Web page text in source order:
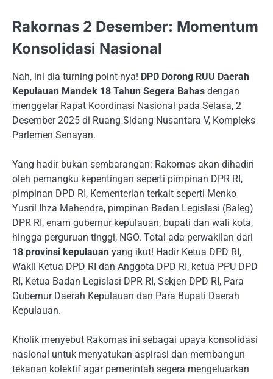
Rakornas 2 Desember: Momentum
Konsolidasi Nasional
Nah, ini dia turning point-nya! DPD Dorong RUU Daerah
Kepulauan Mandek 18 Tahun Segera Bahas dengan
menggelar Rapat Koordinasi Nasional pada Selasa, 2
Desember 2025 di Ruang Sidang Nusantara V, Kompleks
Parlemen Senayan.
Yang hadir bukan sembarangan: Rakornas akan dihadiri
oleh pemangku kepentingan seperti pimpinan DPR RI,
pimpinan DPD RI, Kementerian terkait seperti Menko
Yusril Ihza Mahendra, pimpinan Badan Legislasi (Baleg)
DPR RI, enam gubernur kepulauan, bupati dan wali kota,
hingga perguruan tinggi, NGO. Total ada perwakilan dari
18 provinsi kepulauan yang ikut! Hadir Ketua DPD RI,
Wakil Ketua DPD RI dan Anggota DPD RI, ketua PPU DPD
RI, Ketua Badan Legislasi DPR RI, Sekjen DPD RI, Para
Gubernur Daerah Kepulauan dan Para Bupati Daerah
Kepulauan.
Kholik menyebut Rakornas ini sebagai upaya konsolidasi
nasional untuk menyatukan aspirasi dan membangun
tekanan kolektif agar pemerintah segera mengeluarkan